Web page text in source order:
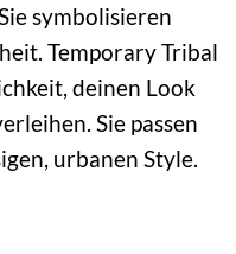
symbolisieren
Temporary Tribal
deinen Look
Sie passen
urbanen Style.